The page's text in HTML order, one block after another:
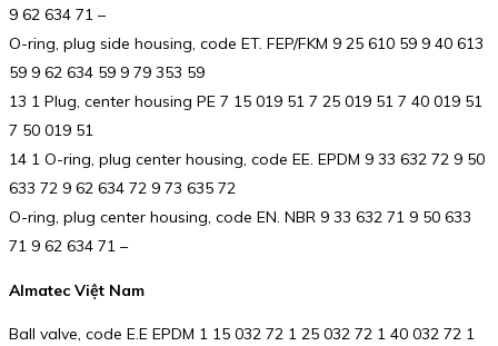
9 62 634 71 –
O-ring, plug side housing, code ET. FEP/FKM 9 25 610 59 9 40 613
59 9 62 634 59 9 79 353 59
13 1 Plug, center housing PE 7 15 019 51 7 25 019 51 7 40 019 51
7 50 019 51
14 1 O-ring, plug center housing, code EE. EPDM 9 33 632 72 9 50
633 72 9 62 634 72 9 73 635 72
O-ring, plug center housing, code EN. NBR 9 33 632 71 9 50 633
71 9 62 634 71 –
Almatec Việt Nam
Ball valve, code E.E EPDM 1 15 032 72 1 25 032 72 1 40 032 72 1